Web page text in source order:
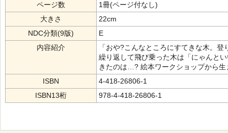
ページ数
1冊(ページ付なし)
大きさ
22cm
NDC分類(9版)
E
内容紹介
「おや?こんなところにすてきな木。
繰り返して飛び乗った木は「にゃんと
きたのは…? 絵本ワークショップから生
ISBN
4-418-26806-1
ISBN13桁
978-4-418-26806-1